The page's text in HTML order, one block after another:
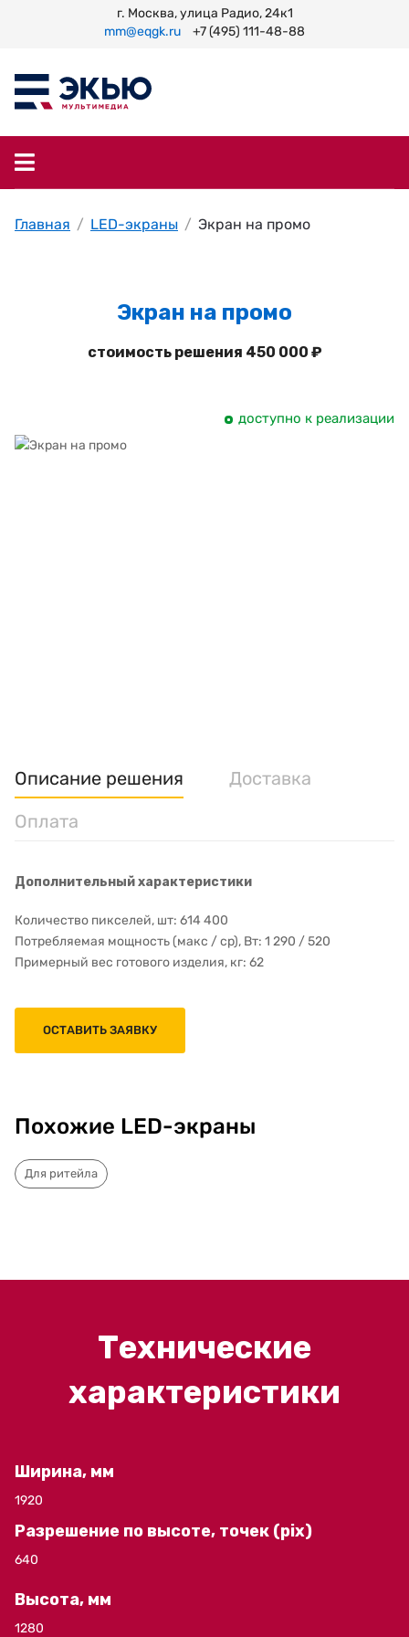
г. Москва, улица Радио, 24к1
mm@eqgk.ru
+7 (495) 111-48-88
Главная LED-экраны Экран на промо
Экран на промо
стоимость решения 450 000 ₽
доступно к реализации
Описание решения
Доставка
Оплата
Дополнительный характеристики
Количество пикселей, шт: 614 400
Потребляемая мощность (макс / ср), Вт: 1 290 / 520
Примерный вес готового изделия, кг: 62
ОСТАВИТЬ ЗАЯВКУ
Похожие LED-экраны
Для ритейла
Технические
характеристики
Ширина, мм
1920
Разрешение по высоте, точек (pix)
640
Высота, мм
1280